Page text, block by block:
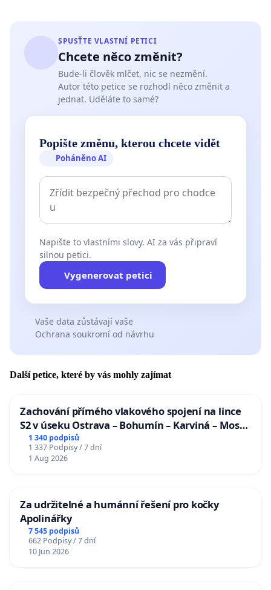
SPUSŤTE VLASTNÍ PETICI
Chcete něco změnit?
Bude-li člověk mlčet, nic se nezmění.
Autor této petice se rozhodl něco změnit a
jednat. Uděláte to samé?
Popište změnu, kterou chcete vidět
Poháněno AI
Napište to vlastními slovy. AI za vás připraví
silnou petici.
Vygenerovat petici
Vaše data zůstávají vaše
Ochrana soukromí od návrhu
Další petice, které by vás mohly zajímat
Zachování přímého vlakového spojení na lince
S2 v úseku Ostrava – Bohumín – Karviná – Mosty
u Jablunkova
1 340 podpisů
1 337 Podpisy / 7 dní
1 Aug 2026
Za udržitelné a humánní řešení pro kočky
Apolinářky
7 545 podpisů
662 Podpisy / 7 dní
10 Jun 2026